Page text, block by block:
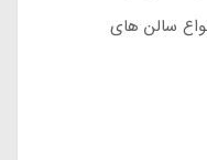
سالن های